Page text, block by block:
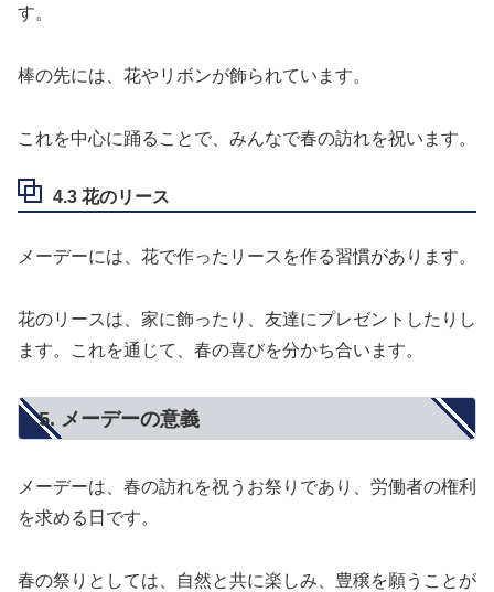
す。
棒の先には、花やリボンが飾られています。
これを中心に踊ることで、みんなで春の訪れを祝います。
4.3 花のリース
メーデーには、花で作ったリースを作る習慣があります。
花のリースは、家に飾ったり、友達にプレゼントしたりし
ます。これを通じて、春の喜びを分かち合います。
5. メーデーの意義
メーデーは、春の訪れを祝うお祭りであり、労働者の権利
を求める日です。
春の祭りとしては、自然と共に楽しみ、豊穣を願うことが